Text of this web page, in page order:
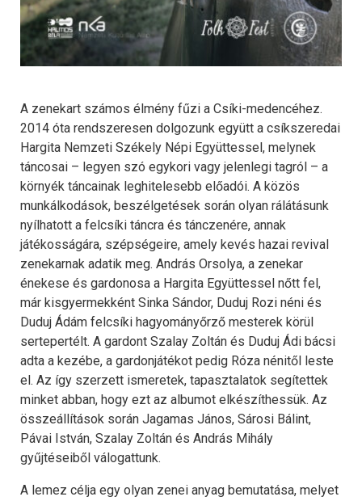
A zenekart számos élmény fűzi a Csíki-medencéhez.
2014 óta rendszeresen dolgozunk együtt a csíkszeredai
Hargita Nemzeti Székely Népi Együttessel, melynek
táncosai – legyen szó egykori vagy jelenlegi tagról – a
környék táncainak leghitelesebb előadói. A közös
munkálkodások, beszélgetések során olyan rálátásunk
nyílhatott a felcsíki táncra és tánczenére, annak
játékosságára, szépségeire, amely kevés hazai revival
zenekarnak adatik meg. András Orsolya, a zenekar
énekese és gardonosa a Hargita Együttessel nőtt fel,
már kisgyermekként Sinka Sándor, Duduj Rozi néni és
Duduj Ádám felcsíki hagyományőrző mesterek körül
sertepertélt. A gardont Szalay Zoltán és Duduj Ádi bácsi
adta a kezébe, a gardonjátékot pedig Róza nénitől leste
el. Az így szerzett ismeretek, tapasztalatok segítettek
minket abban, hogy ezt az albumot elkészíthessük. Az
összeállítások során Jagamas János, Sárosi Bálint,
Pávai István, Szalay Zoltán és András Mihály
gyűjtéseiből válogattunk.
A lemez célja egy olyan zenei anyag bemutatása, melyet